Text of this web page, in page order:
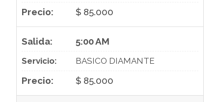
$ 85.000
5:00 AM
BASICO DIAMANTE
$ 85.000